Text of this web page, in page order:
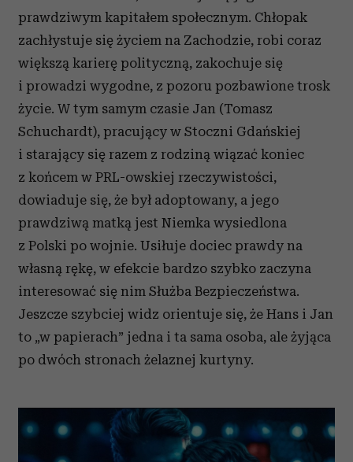
prawdziwym kapitałem społecznym. Chłopak
zachłystuje się życiem na Zachodzie, robi coraz
większą karierę polityczną, zakochuje się
i prowadzi wygodne, z pozoru pozbawione trosk
życie. W tym samym czasie Jan (Tomasz
Schuchardt), pracujący w Stoczni Gdańskiej
i starający się razem z rodziną wiązać koniec
z końcem w PRL-owskiej rzeczywistości,
dowiaduje się, że był adoptowany, a jego
prawdziwą matką jest Niemka wysiedlona
z Polski po wojnie. Usiłuje dociec prawdy na
własną rękę, w efekcie bardzo szybko zaczyna
interesować się nim Służba Bezpieczeństwa.
Jeszcze szybciej widz orientuje się, że Hans i Jan
to „w papierach” jedna i ta sama osoba, ale żyjąca
po dwóch stronach żelaznej kurtyny.